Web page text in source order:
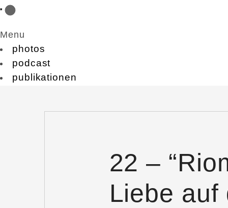
Menu
photos
podcast
publikationen
22 –
Liebe